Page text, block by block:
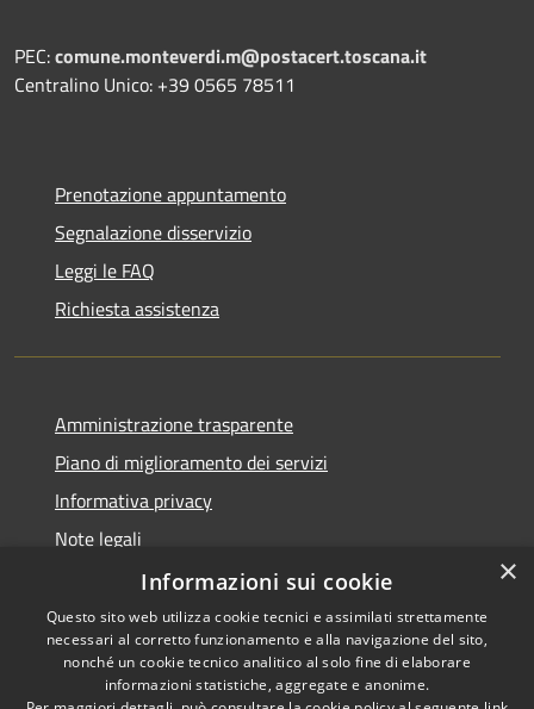
PEC:comune.monteverdi.m@postacert.toscana.it
Centralino Unico: +39 0565 78511
Prenotazione appuntamento
Segnalazione disservizio
Leggi le FAQ
Richiesta assistenza
Amministrazione trasparente
Piano di miglioramento dei servizi
Informativa privacy
Note legali
Dichiarazione di accessibilità
RSS Copyright © 2026 • Comune di
×
Informazioni sui cookie
Questo sito web utilizza cookie tecnici e assimilati strettamente
necessari al corretto funzionamento e alla navigazione del sito,
nonché un cookie tecnico analitico al solo fine di elaborare
informazioni statistiche, aggregate e anonime.